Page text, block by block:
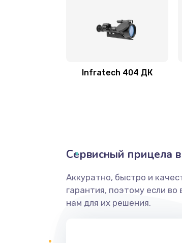
Infratech 404 ДК
Сервисный прицела
Аккуратно, быстро и
гарантия, поэтому если
нам для их решения.